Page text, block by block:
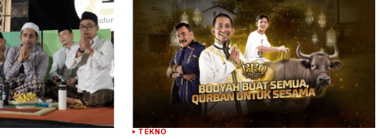
TEKNO